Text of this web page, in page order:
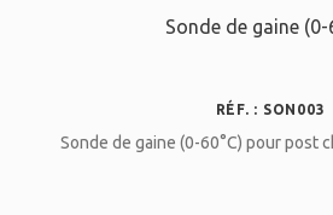
Sonde de gaine (0-
RÉF. : SON003
Sonde de gaine (0-60°C) pour post